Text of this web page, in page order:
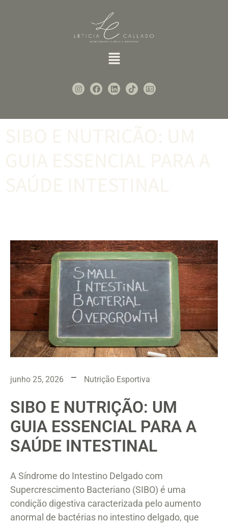
junho 25, 2026 Nutrição Esportiva
SIBO E NUTRIÇÃO: UM
GUIA ESSENCIAL PARA A
SAÚDE INTESTINAL
A Síndrome do Intestino Delgado com
Supercrescimento Bacteriano (SIBO) é uma
condição digestiva caracterizada pelo aumento
anormal de bactérias no intestino delgado, que